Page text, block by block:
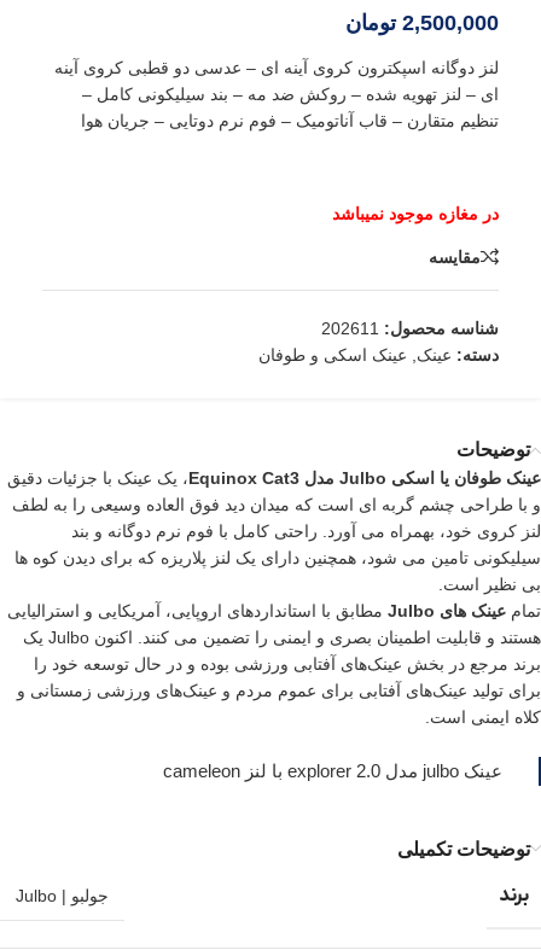
2,500,000 تومان
لنز دوگانه اسپکترون کروی آینه ای – عدسی دو قطبی کروی آینه
ای – لنز تهویه شده – روکش ضد مه – بند سیلیکونی کامل –
تنظیم متقارن – قاب آناتومیک – فوم نرم دوتایی – جریان هوا
مقایسه
شناسه محصول: 202611
دسته: عینک عینک اسکی و طوفان
توضیحات
عینک طوفان یا اسکی Julbo مدل Equinox Cat3
، یک عینک با جزئیات دقیق
و با طراحی چشم گربه ای است که میدان دید فوق العاده وسیعی را به لطف
لنز کروی خود، بهمراه می آورد. راحتی کامل با فوم نرم دوگانه و بند
سیلیکونی تامین می شود، همچنین دارای یک لنز پلاریزه که برای دیدن کوه ها
بی نظیر است.
تمام عینک های Julbo
مطابق با استانداردهای اروپایی، آمریکایی و استرالیایی
هستند و قابلیت اطمینان بصری و ایمنی را تضمین می کنند. اکنون Julbo یک
برند مرجع در بخش عینک‌های آفتابی ورزشی بوده و در حال توسعه خود را
برای تولید عینک‌های آفتابی برای عموم مردم و عینک‌های ورزشی زمستانی و
کلاه ایمنی است.
عینک julbo مدل explorer 2.0 با لنز cameleon
توضیحات تکمیلی
برند جولبو | Julbo